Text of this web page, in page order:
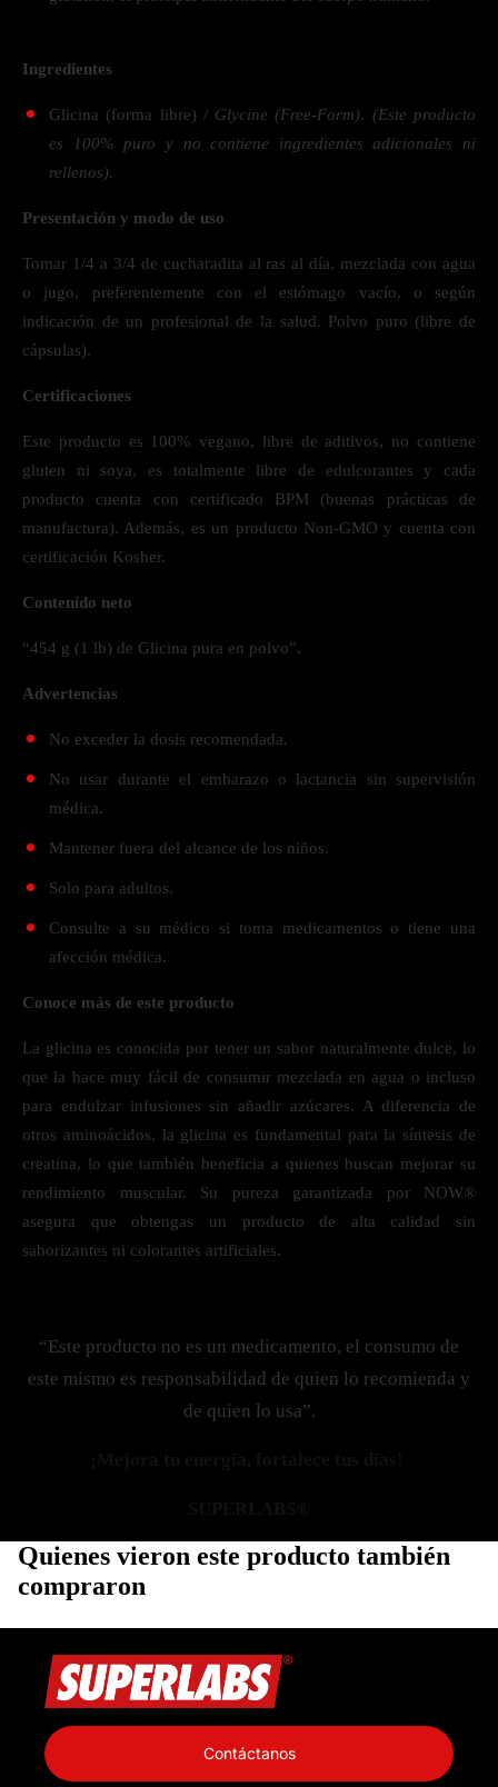
Ingredientes
Glicina (forma libre) / Glycine (Free-Form). (Este producto
es 100% puro y no contiene ingredientes adicionales ni
rellenos).
Presentación y modo de uso
Tomar 1/4 a 3/4 de cucharadita al ras al día, mezclada con agua
o jugo, preferentemente con el estómago vacío, o según
indicación de un profesional de la salud. Polvo puro (libre de
cápsulas).
Certificaciones
Este producto es 100% vegano, libre de aditivos, no contiene
gluten ni soya, es totalmente libre de edulcorantes y cada
producto cuenta con certificado BPM (buenas prácticas de
manufactura). Además, es un producto Non-GMO y cuenta con
certificación Kosher.
Contenido neto
“454 g (1 lb) de Glicina pura en polvo”.
Advertencias
No exceder la dosis recomendada.
No usar durante el embarazo o lactancia sin supervisión
médica.
Mantener fuera del alcance de los niños.
Solo para adultos.
Consulte a su médico si toma medicamentos o tiene una
afección médica.
Conoce más de este producto
La glicina es conocida por tener un sabor naturalmente dulce, lo
que la hace muy fácil de consumir mezclada en agua o incluso
para endulzar infusiones sin añadir azúcares. A diferencia de
otros aminoácidos, la glicina es fundamental para la síntesis de
creatina, lo que también beneficia a quienes buscan mejorar su
rendimiento muscular. Su pureza garantizada por NOW®
asegura que obtengas un producto de alta calidad sin
saborizantes ni colorantes artificiales.
“Este producto no es un medicamento, el consumo de
este mismo es responsabilidad de quien lo recomienda y
de quien lo usa”.
Quienes vieron este producto también
compraron
Contáctanos
Información de contacto
Política de reembolso